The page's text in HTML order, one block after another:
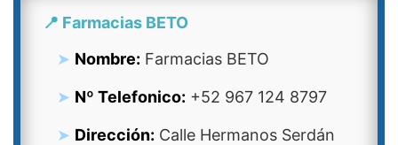
📍 Farmacias BETO
Nombre: Farmacias BETO
Nº Telefonico: +52 967 124 8797
Dirección: Calle Hermanos Serdán